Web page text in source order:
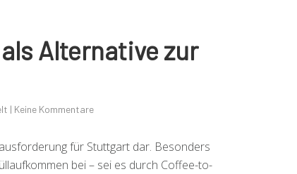
Alternative zur
| Keine Kommentare
für Stuttgart dar. Besonders
bei – sei es durch Coffee-to-